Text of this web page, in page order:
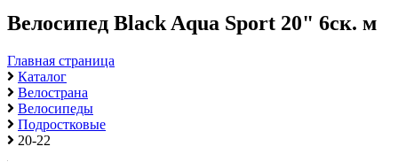
Велосипед Black Aqua Sport 20" 6ск. м
Главная страница
Каталог
Велострана
Велосипеды
Подростковые
20-22